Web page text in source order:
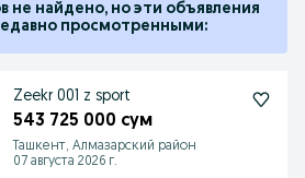
не найдено, но эти объявления
просмотренными:
Zeekr 001 z sport
543 725 000 сум
Ташкент, Алмазарский район
07 августа 2026 г.